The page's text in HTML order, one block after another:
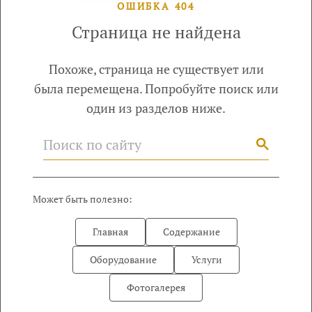
404
Страница не найдена
Похоже, страница не существует или
была перемещена. Попробуйте поиск или
один из разделов ниже.
Может быть полезно:
Главная Содержание
Оборудование Услуги
Фотогалерея